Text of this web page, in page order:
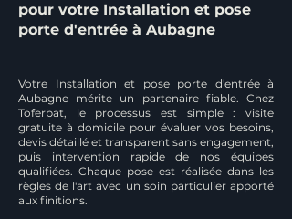
pour votre Installation et pose
porte d'entrée à Aubagne
Votre Installation et pose porte d'entrée à
Aubagne mérite un partenaire fiable. Chez
Toferbat, le processus est simple : visite
gratuite à domicile pour évaluer vos besoins,
devis détaillé et transparent sans engagement,
puis intervention rapide de nos équipes
qualifiées. Chaque pose est réalisée dans les
règles de l'art avec un soin particulier apporté
aux finitions.